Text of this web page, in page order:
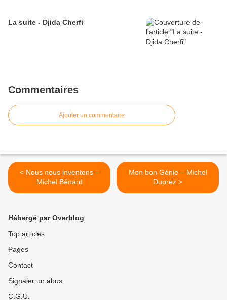
La suite - Djida Cherfi
Commentaires
Ajouter un commentaire
< Nous nous inventons –
Michel Bénard
Mon bon Génie – Michel
Duprez >
Hébergé par Overblog
Top articles
Pages
Contact
Signaler un abus
C.G.U.